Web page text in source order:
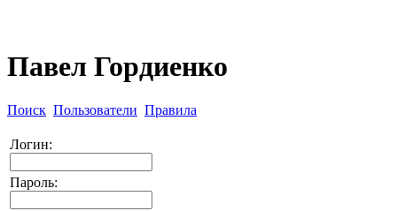
Павел Гордиенко
Поиск Пользователи Правила
Логин:
Пароль: